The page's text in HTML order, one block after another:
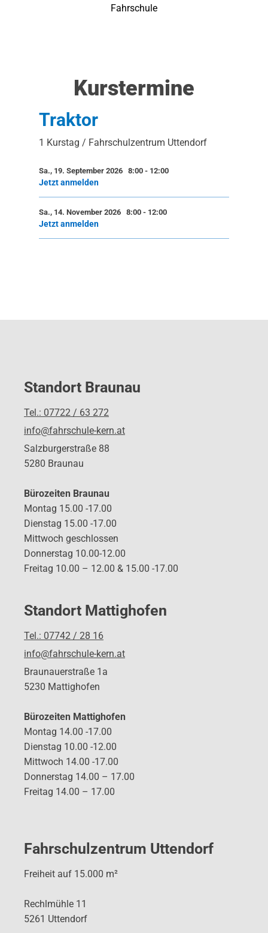
Fahrschule
Kurstermine
Traktor
1 Kurstag / Fahrschulzentrum Uttendorf
Jetzt anmelden
Sa., 19. September 2026 8:00- 12:00
Jetzt anmelden
Sa., 14. November 2026 8:00- 12:00
Standort Braunau
Tel.: 07722 / 63 272
info@fahrschule-kern.at
Salzburgerstraße 88
5280 Braunau
Bürozeiten Braunau
Montag 15.00 -17.00
Dienstag 15.00 -17.00
Mittwoch geschlossen
Donnerstag 10.00-12.00
Freitag 10.00 – 12.00 & 15.00 -17.00
Standort Mattighofen
Tel.: 07742 / 28 16
info@fahrschule-kern.at
Braunauerstraße 1a
5230 Mattighofen
Bürozeiten Mattighofen
Montag 14.00 -17.00
Dienstag 10.00 -12.00
Mittwoch 14.00 -17.00
Donnerstag 14.00 – 17.00
Freitag 14.00 – 17.00
Fahrschulzentrum Uttendorf
Freiheit auf 15.000 m²
Rechlmühle 11
5261 Uttendorf